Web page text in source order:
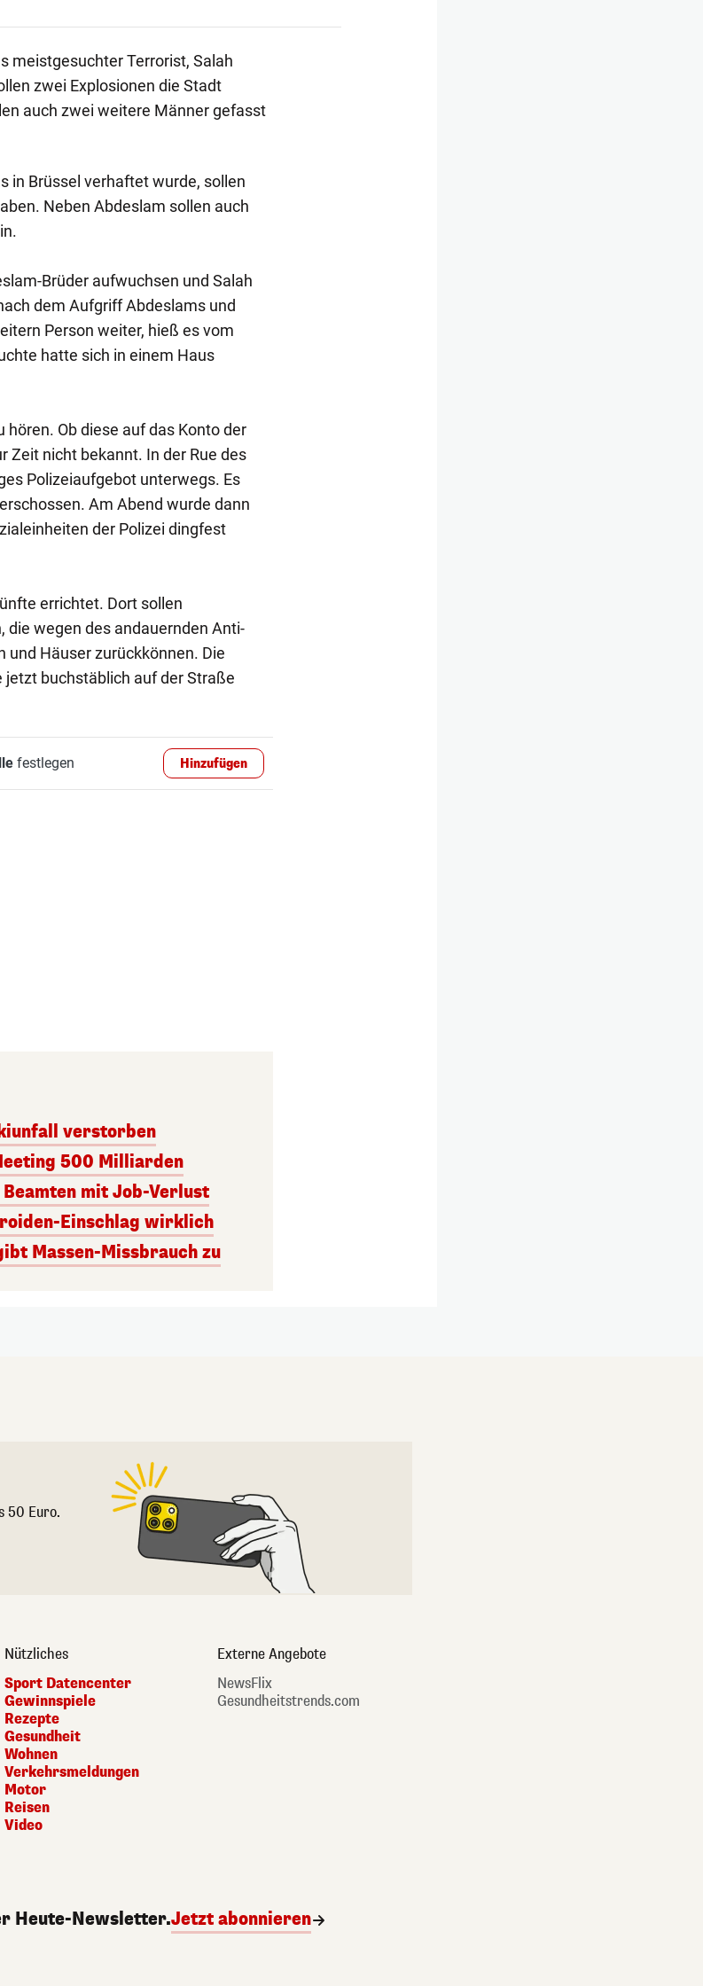
meistgesuchter Terrorist, Salah
zwei Explosionen die Stadt
auch zwei weitere Männer gefasst
in Brüssel verhaftet wurde, sollen
Neben Abdeslam sollen auch
Brüder aufwuchsen und Salah
dem Aufgriff Abdeslams und
Person weiter, hieß es vom
hatte sich in einem Haus
Ob diese auf das Konto der
Zeit nicht bekannt. In der Rue des
Polizeiaufgebot unterwegs. Es
Am Abend wurde dann
der Polizei dingfest
errichtet. Dort sollen
wegen des andauernden Anti-
und Häuser zurückkönnen. Die
jetzt buchstäblich auf der Straße
festlegen Hinzufügen
verstorben
500 Milliarden
mit Job-Verlust
Einschlag wirklich
Massen-Missbrauch zu
50 Euro.
Nützliches
Sport Datencenter
Gewinnspiele
Rezepte
Gesundheit
Wohnen
Verkehrsmeldungen
Motor
Reisen
Video
Externe Angebote
NewsFlix
Gesundheitstrends.com
Heute-Newsletter.Jetzt abonnieren